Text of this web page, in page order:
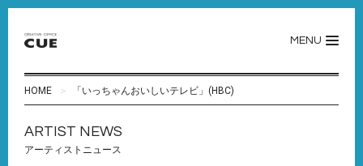
MENU
HOME 「いっちゃんおいしいテレビ」(HBC)
ARTIST NEWS
アーティストニュース